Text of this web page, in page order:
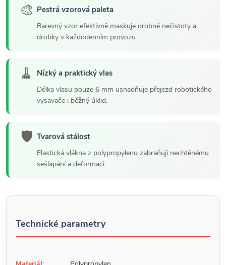
🎨 Pestrá vzorová paleta
Barevný vzor efektivně maskuje drobné nečistoty a
drobky v každodenním provozu.
🧹 Nízký a praktický vlas
Délka vlasu pouze 6 mm usnadňuje přejezd robotického
vysavače i běžný úklid.
🛡️ Tvarová stálost
Elastická vlákna z polypropylenu zabraňují nechtěnému
sešlapání a deformaci.
Technické parametry